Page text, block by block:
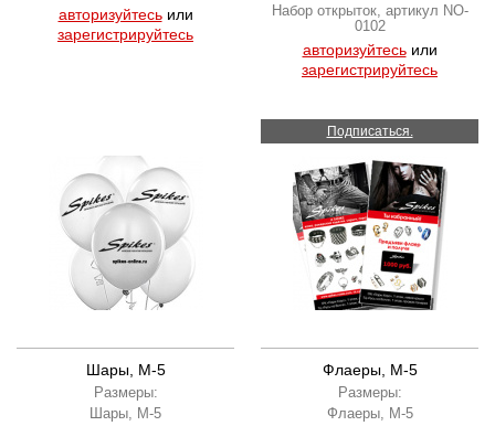
авторизуйтесьили
зарегистрируйтесь
Набор открыток, артикул NO-
0102
авторизуйтесьили
зарегистрируйтесь
Шары, M-5
Размеры:
Шары, M-5
Подписаться.
Флаеры, M-5
Размеры:
Флаеры, M-5